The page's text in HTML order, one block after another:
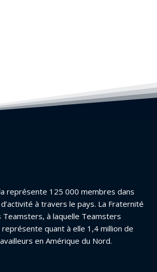
représente 125 000 membres dans
à travers le pays. La Fraternité
Teamsters, à laquelle Teamsters
quant à elle 1,4 million de
en Amérique du Nord.